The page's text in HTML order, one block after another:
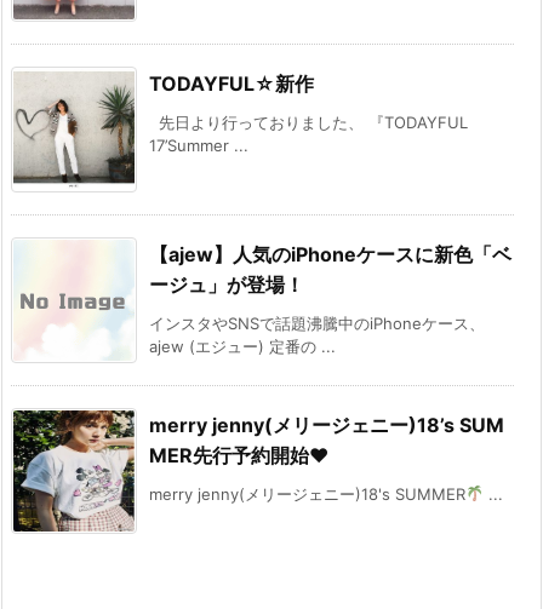
TODAYFUL☆新作
先日より行っておりました、 『TODAYFUL
17’Summer ...
【ajew】人気のiPhoneケースに新色「ベ
ージュ」が登場！
インスタやSNSで話題沸騰中のiPhoneケース、
ajew (エジュー) 定番の ...
merry jenny(メリージェニー)18’s SUM
MER先行予約開始♥
merry jenny(メリージェニー)18's SUMMER ...